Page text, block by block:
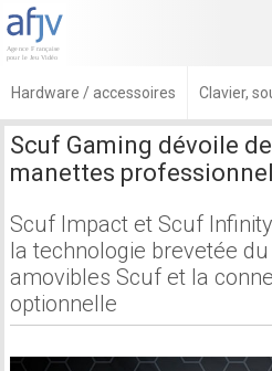
Hardware / accessoires Clavier,
Scuf Gaming dévoile
manettes
Scuf Impact et Scuf
la technologie brevetée
amovibles Scuf et la
optionnelle